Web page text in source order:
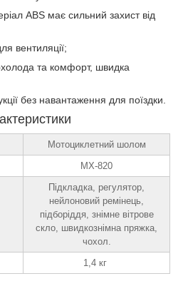
ABS має сильний захист від
вентиляції;
та комфорт, швидка
без навантаження для поїздки.
Мотоциклетний шолом
MX-820
Підкладка, регулятор,
нейлоновий ремінець,
підборіддя, знімне вітрове
скло, швидкознімна пряжка,
чохол.
1,4 кг